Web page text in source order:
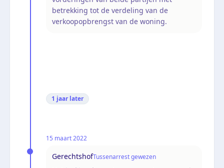
betrekking tot de verdeling van de
verkoopopbrengst van de woning.
1 jaar later
15 maart 2022
GerechtshofTussenarrest gewezen